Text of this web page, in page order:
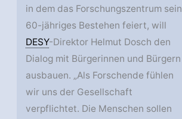
in dem das Forschungszentrum sein
60-jähriges Bestehen feiert, will
DESY-Direktor Helmut Dosch den
Dialog mit Bürgerinnen und Bürgern
ausbauen. „Als Forschende fühlen
wir uns der Gesellschaft
verpflichtet. Die Menschen sollen